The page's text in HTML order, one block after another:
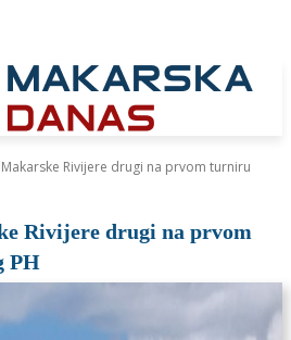
Rivijere drugi na prvom turniru
Rivijere drugi na prvom
PH